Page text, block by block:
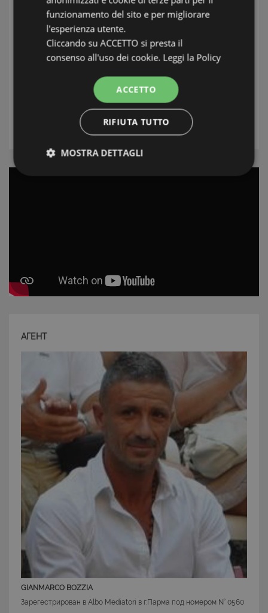
ПОИСК
ПОИСК
АГЕНТ
GIANMARCO BOZZIA
Зарегестрирован в Albo Mediatori в г.Парма под номером N° 0560
funzionamento del sito e per migliorare
l'esperienza utente.
Cliccando su ACCETTO si presta il
consenso all'uso dei cookie. Leggi la Policy
ACCETTO
RIFIUTA TUTTO
MOSTRA DETTAGLI
I cookie strettamente necessari consentono
PHP.net
www.latuacasainsardegna.com